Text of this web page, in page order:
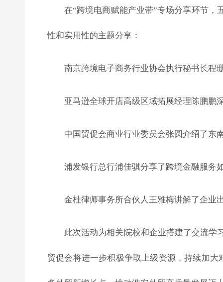
在“跨境电商赋能产业带”专场分享环节
性和实用性的主题分享：
南京跨境电子商务行业协会执行秘书长程
亚马逊全球开店高级区域拓展经理陈鹏鹏
中国贸促会商业行业委员会张圆介绍了东
浦发银行总行浦佳骐分享了跨境金融服务
金杜律师事务所合伙人王雅梅讲解了企业
此次活动为相关院校和企业搭建了交流学
贸促会将进一步积极争取上级资源，持续加